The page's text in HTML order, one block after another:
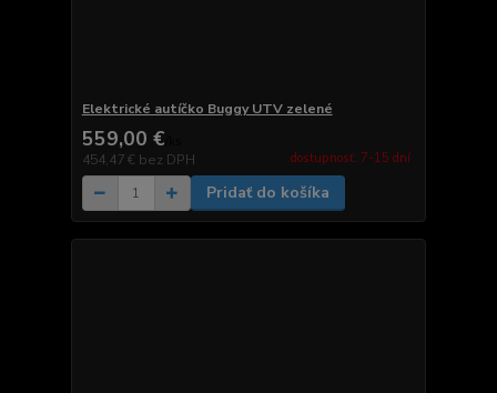
Elektrické autíčko Buggy UTV zelené
559,00 €
454,47 € bez DPH dostupnosť: 7-15 dní
Pridať do košíka